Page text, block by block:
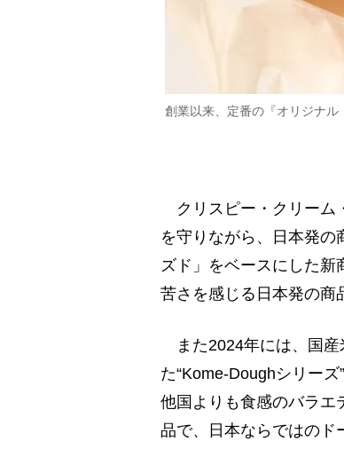
創業以来、定番の『オリジナル
クリスピー・クリーム
を守りながら、日本発
ズド」をベースにした新
苦さを感じる日本発の商
また2024年には、国産
た“Kome-Doughシリー
他国よりも食感のバラエ
品で、日本ならではのド